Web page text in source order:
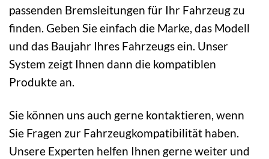
passenden Bremsleitungen für Ihr Fahrzeug zu
finden. Geben Sie einfach die Marke, das Modell
und das Baujahr Ihres Fahrzeugs ein. Unser
System zeigt Ihnen dann die kompatiblen
Produkte an.
Sie können uns auch gerne kontaktieren, wenn
Sie Fragen zur Fahrzeugkompatibilität haben.
Unsere Experten helfen Ihnen gerne weiter und